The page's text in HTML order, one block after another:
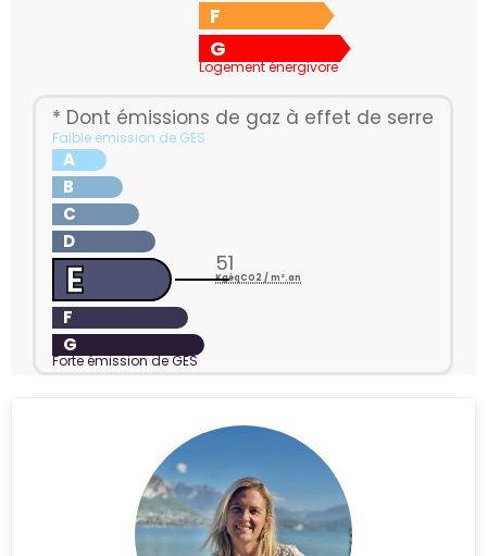
F
G
Logement énergivore
* Dont émissions de gaz à effet de serre
Faible émission de GES
A
B
C
D
E
F
G
Forte émission de GES
51
KgéqCO2 / m².an